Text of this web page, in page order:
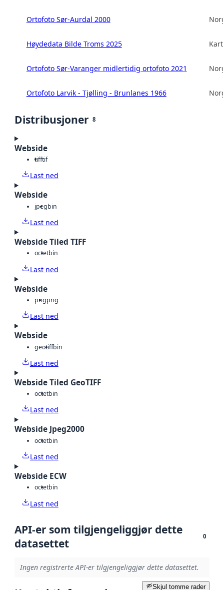
Ortofoto Sør-Aurdal 2000
Høydedata Bilde Troms 2025
Ortofoto Sør-Varanger midlertidig ortofoto 2021
Ortofoto Larvik - Tjølling - Brunlanes 1966
Distribusjoner 8
Webside
tifftif
Last ned
Webside
jpegbin
Last ned
Webside Tiled TIFF
octetbin
Last ned
Webside
pngpng
Last ned
Webside
geotiffbin
Last ned
Webside Tiled GeoTIFF
octetbin
Last ned
Webside Jpeg2000
octetbin
Last ned
Webside ECW
octetbin
Last ned
API-er som tilgjengeliggjør dette
datasettet
0
Ingen registrerte API-er tilgjengeliggjør dette datasettet.
Skjul tomme rader